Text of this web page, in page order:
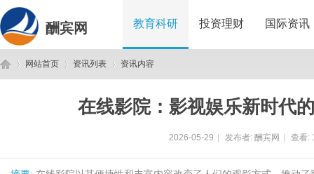
酬宾网 教育科研 投资理财 国际资讯
网站首页 资讯列表 资讯内容
在线影院：影视娱乐新时代
2026-05-29 发布者: 酬宾网 查看: